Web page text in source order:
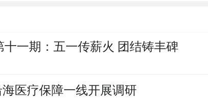
一期：五一传薪火 团结铸丰碑
医疗保障一线开展调研